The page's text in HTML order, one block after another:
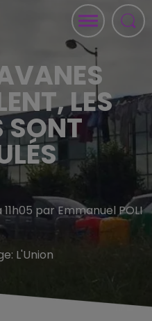
LES
SONT
par Emmanuel POLI
L'Union